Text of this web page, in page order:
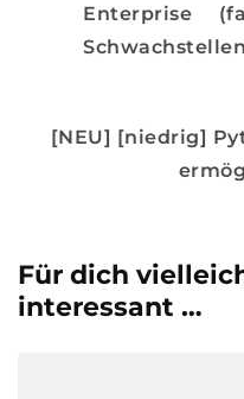
Enterprise
Schwachstellen
[NEU] [niedrig]
Für dich
interessant …